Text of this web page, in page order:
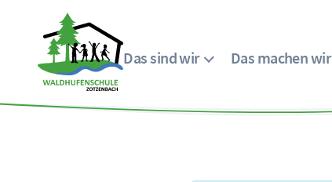
Waldhufenschule
Das sind wir Das machen wir
Menü